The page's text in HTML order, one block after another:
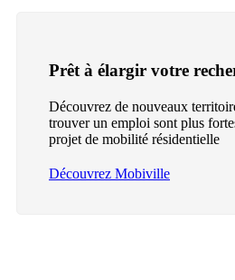
Prêt à élargir votre
Découvrez de nouveaux
trouver un emploi sont plus
projet de mobilité résidentielle
Découvrez Mobiville